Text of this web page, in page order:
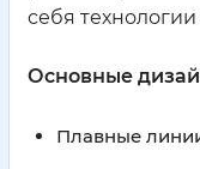
себя
Основные
Плавные